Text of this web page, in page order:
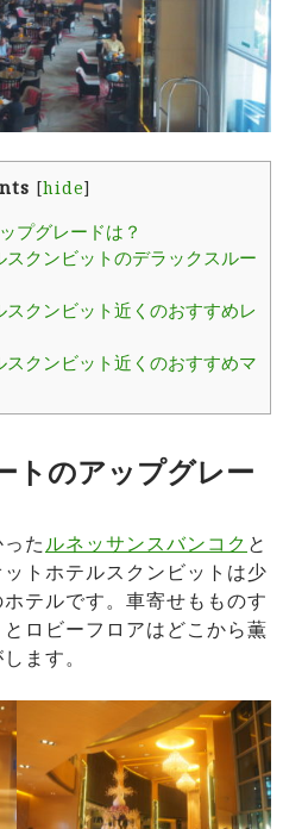
[hide]
プグレードは？
クンビットのデラックスルー
クンビット近くのおすすめレ
クンビット近くのおすすめマ
トのアップグレー
たルネッサンスバンコク と
トホテルスクンビットは少
テルです。車寄せもものす
ロビーフロアはどこから薫
ます。